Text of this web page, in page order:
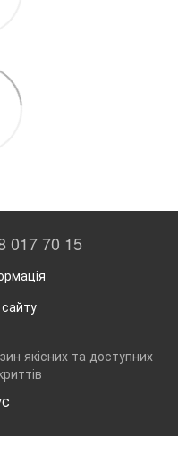
017 70 15
якісних та доступних